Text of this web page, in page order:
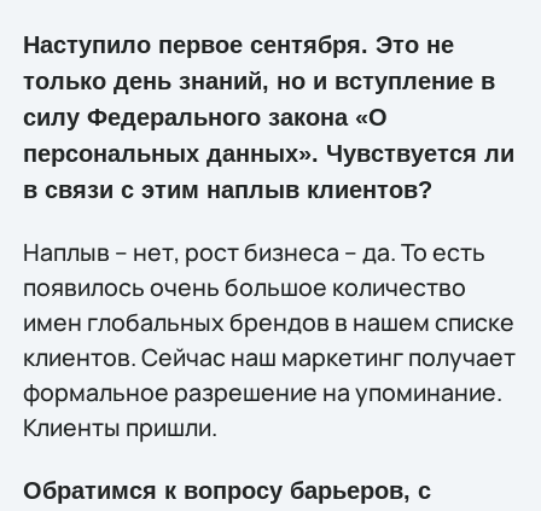
Наступило первое сентября. Это не
только день знаний, но и вступление в
силу Федерального закона «О
персональных данных». Чувствуется ли
в связи с этим наплыв клиентов?
Наплыв – нет, рост бизнеса – да. То есть
появилось очень большое количество
имен глобальных брендов в нашем списке
клиентов. Сейчас наш маркетинг получает
формальное разрешение на упоминание.
Клиенты пришли.
Обратимся к вопросу барьеров, с